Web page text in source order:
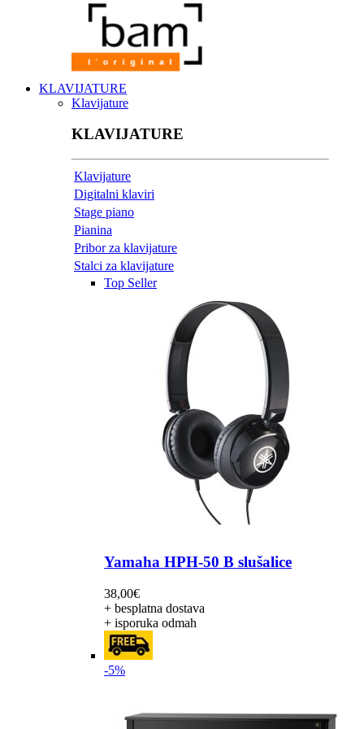
KLAVIJATURE
Klavijature
KLAVIJATURE
Klavijature
Digitalni klaviri
Stage piano
Pianina
Pribor za klavijature
Stalci za klavijature
Top Seller
Yamaha HPH-50 B slušalice
38,00€
+ besplatna dostava
+ isporuka odmah
-5%